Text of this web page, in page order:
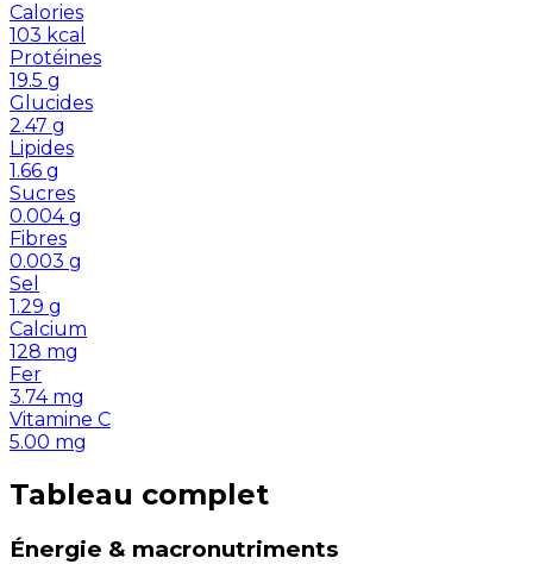
Calories
103 kcal
Protéines
19.5 g
Glucides
2.47 g
Lipides
1.66 g
Sucres
0.004 g
Fibres
0.003 g
Sel
1.29 g
Calcium
128 mg
Fer
3.74 mg
Vitamine C
5.00 mg
Tableau complet
Énergie & macronutriments